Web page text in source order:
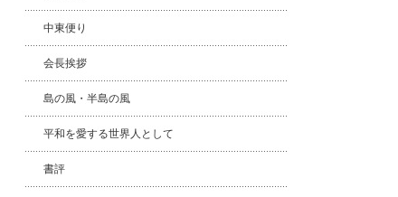
中東便り
会長挨拶
島の風・半島の風
平和を愛する世界人として
書評